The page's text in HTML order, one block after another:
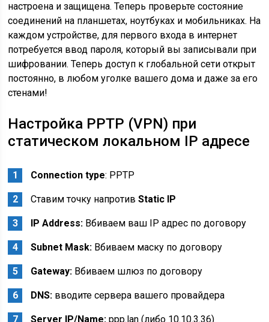
настроена и защищена. Теперь проверьте состояние
соединений на планшетах, ноутбуках и мобильниках. На
каждом устройстве, для первого входа в интернет
потребуется ввод пароля, который вы записывали при
шифровании. Теперь доступ к глобальной сети открыт
постоянно, в любом уголке вашего дома и даже за его
стенами!
Настройка PPTP (VPN) при
статическом локальном IP адресе
Connection type: PPTP
Ставим точку напротивStatic IP
IP Address: Вбиваем ваш IP адрес по договору
Subnet Mask: Вбиваем маску по договору
Gateway: Вбиваем шлюз по договору
DNS: вводите сервера вашего провайдера
Server IP/Name: ppp.lan (либо 10.10.3.36)